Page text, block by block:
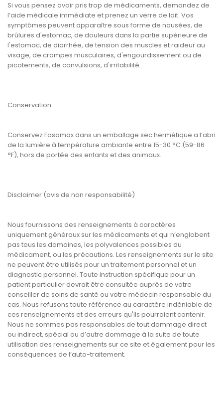
Si vous pensez avoir pris trop de médicaments, demandez de
l’aide médicale immédiate et prenez un verre de lait. Vos
symptômes peuvent apparaître sous forme de nausées, de
brûlures d'estomac, de douleurs dans la partie supérieure de
l'estomac, de diarrhée, de tension des muscles et raideur au
visage, de crampes musculaires, d'engourdissement ou de
picotements, de convulsions, d'irritabilité.
Conservation
Conservez Fosamax dans un emballage sec hermétique a l’abri
de la lumière à température ambiante entre 15-30 °C (59-86
°F), hors de portée des enfants et des animaux.
Disclaimer (avis de non responsabilité)
Nous fournissons des renseignements à caractères
uniquement généraux sur les médicaments et qui n’englobent
pas tous les domaines, les polyvalences possibles du
médicament, ou les précautions. Les renseignements sur le site
ne peuvent être utilisés pour un traitement personnel et un
diagnostic personnel. Toute instruction spécifique pour un
patient particulier devrait être consultée auprès de votre
conseiller de soins de santé ou votre médecin responsable du
cas. Nous refusons toute référence au caractère indéniable de
ces renseignements et des erreurs qu'ils pourraient contenir.
Nous ne sommes pas responsables de tout dommage direct
ou indirect, spécial ou d’autre dommage à la suite de toute
utilisation des renseignements sur ce site et également pour les
conséquences de l’auto-traitement.